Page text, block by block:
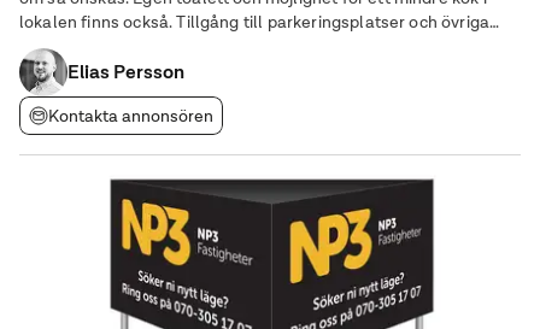
lokalen finns också. Tillgång till parkeringsplatser och övriga
markytor finns vid behov.
Elias Persson
Kontakta annonsören